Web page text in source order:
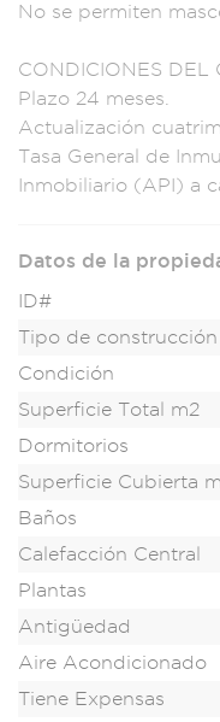
No se permiten m
CONDICIONES DEL
Plazo 24 meses.
Actualización cuatri
Tasa General de
Inmobi liario (API) a
Datos de la
ID#
Tipo de construcción
Condición
Superficie Total m2
Dormitorios
Superficie Cubierta
Baños
Calefacción Central
Plantas
Antigüedad
Aire Acondicionado
Tiene Expensas